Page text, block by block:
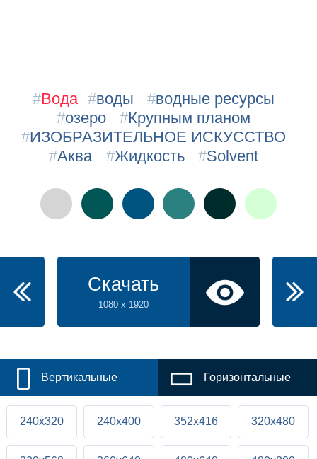
#Вода #воды #водные ресурсы
#озеро #Крупным планом
#ИЗОБРАЗИТЕЛЬНОЕ ИСКУССТВО
#Аква #Жидкость #Solvent
Скачать
1080 x 1920
Вертикальные Горизонтальные
240x320 240x400 352x416 320x480